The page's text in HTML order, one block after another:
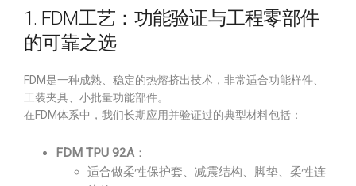
1. FDM工艺：功能验证与工程零部件
的可靠之选
FDM是一种成熟、稳定的热熔挤出技术，非常适合功能样件、
工装夹具、小批量功能部件。
在FDM体系中，我们长期应用并验证过的典型材料包括：
FDM TPU 92A：
适合做柔性保护套、减震结构、脚垫、柔性连